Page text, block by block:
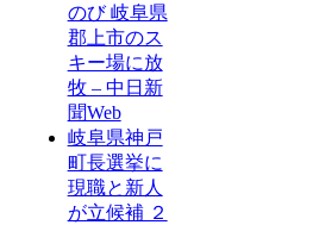
のび 岐阜県
郡上市のス
キー場に放
牧 – 中日新
聞Web
岐阜県神戸
町長選挙に
現職と新人
が立候補 ２